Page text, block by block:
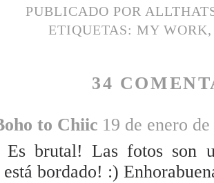
PUBLICADO POR
ETIQUETAS: MY WORK
34
to Chiic 19 de enero
brutal! Las fotos son
bordado! :)